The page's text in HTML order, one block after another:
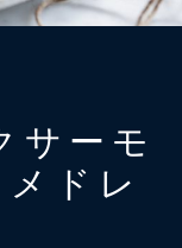
サーモ
ドレ